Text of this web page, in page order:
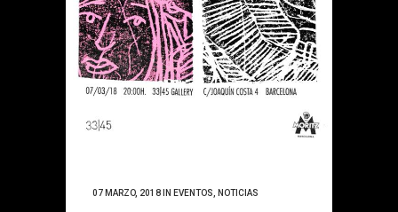
07 MARZO, 2018 IN EVENTOS, NOTICIAS